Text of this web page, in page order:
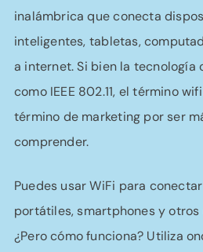
inalámbrica que conecta
inteligentes, tabletas,
a internet. Si bien la tecnología
como IEEE 802.11, el término
término de marketing por ser
comprender.
Puedes usar WiFi para
portátiles, smartphones y
¿Pero cómo funciona? Utiliza